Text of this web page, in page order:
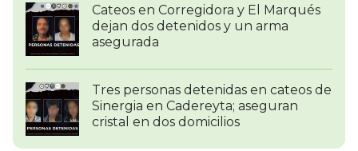
Cateos en Corregidora y El Marqués
dejan dos detenidos y un arma
asegurada
Tres personas detenidas en cateos de
Sinergia en Cadereyta; aseguran
cristal en dos domicilios